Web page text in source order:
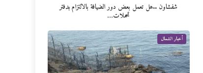
شفشاون ..هل تعمل بعض دور الضيافة بالالتزام بدفتر
تحملات…
أخبار الشمال